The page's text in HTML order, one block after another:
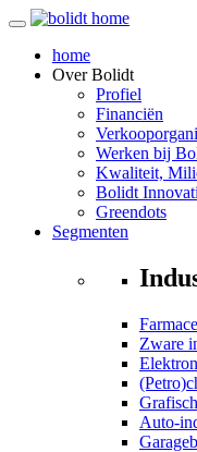
home
OverBolidt
Profiel
Financiën
Werken bij
Kwaliteit,
Bolidt
Greendots
Segmenten
Zware
Auto-